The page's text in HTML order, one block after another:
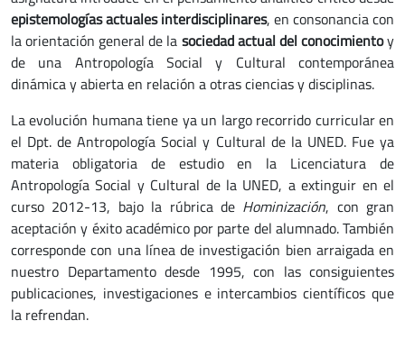
epistemologías actuales interdisciplinares, en consonancia con
la orientación general de la sociedad actual del conocimientoy
de una Antropología Social y Cultural contemporánea
dinámica y abierta en relación a otras ciencias y disciplinas.
La evolución humana tiene ya un largo recorrido curricular en
el Dpt. de Antropología Social y Cultural de la UNED. Fue ya
materia obligatoria de estudio en la Licenciatura de
Antropología Social y Cultural de la UNED, a extinguir en el
curso 2012-13, bajo la rúbrica de Hominización, con gran
aceptación y éxito académico por parte del alumnado. También
corresponde con una línea de investigación bien arraigada en
nuestro Departamento desde 1995, con las consiguientes
publicaciones, investigaciones e intercambios científicos que
la refrendan.